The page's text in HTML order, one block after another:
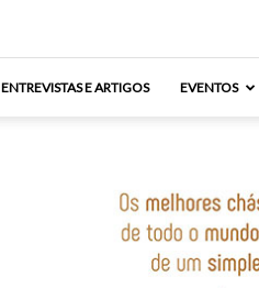
ENTREVISTAS E ARTIGOS EVENTOS